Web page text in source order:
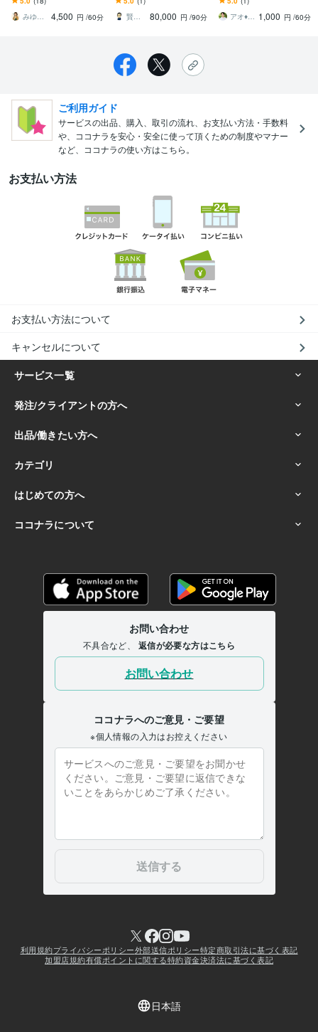
たの毎日に余白と笑顔
を！
みゆき｜はじめてのAI伴走サポート
4,500 円 /60分
ターがアフィリエイト伝
授
賢者企画
80,000 円 /90分
で丁寧にレクチャー
アオ♦︎生成AI活用支援 1,000 円 /60分
ご利用ガイド
サービスの出品、購入、取引の流れ、お支払い方法・手数料
や、ココナラを安心・安全に使って頂くための制度やマナー
など、ココナラの使い方はこちら。
お支払い方法
お支払い方法について
キャンセルについて